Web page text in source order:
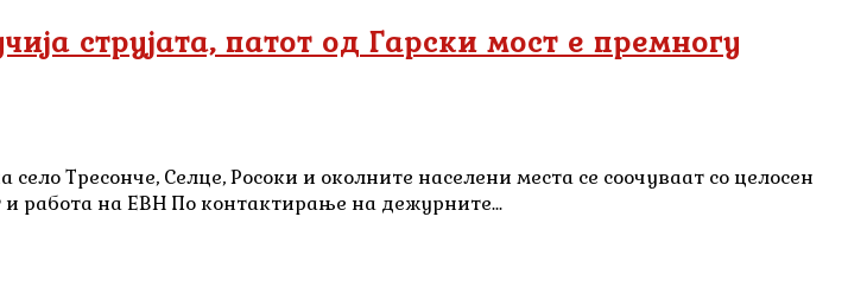
струјата, патот од Гарски мост е премногу
Тресонче, Селце, Росоки и околните населени места се соочуваат со целосен
работа на ЕВН По контактирање на дежурните...